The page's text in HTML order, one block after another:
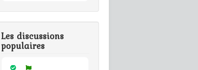
Les discussions
populaires